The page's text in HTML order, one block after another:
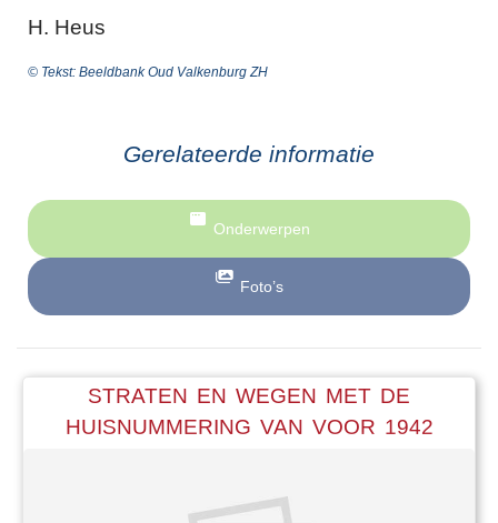
H. Heus
© Tekst: Beeldbank Oud Valkenburg ZH
Gerelateerde informatie
Onderwerpen
Foto’s
STRATEN EN WEGEN MET DE
HUISNUMMERING VAN VOOR 1942